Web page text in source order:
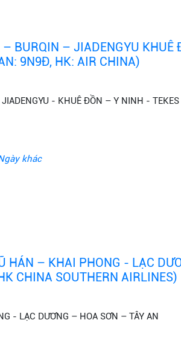
BURQIN – JIADENGYU KHUÊ
9N9Đ, HK: AIR CHINA)
- KHUÊ ĐỒN – Y NINH - TEKES
khác
HÁN – KHAI PHONG - LẠC
CHINA SOUTHERN AIRLINES)
- LẠC DƯƠNG – HOA SƠN – TÂY AN